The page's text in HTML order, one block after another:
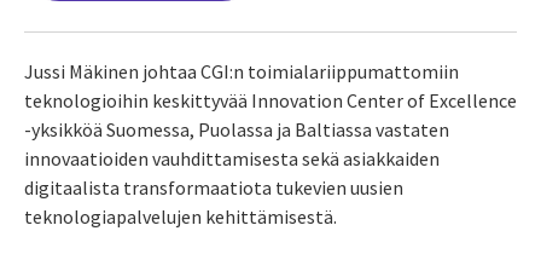
Jussi Mäkinen johtaa CGI:n toimialariippumattomiin
teknologioihin keskittyvää Innovation Center of Excellence
-yksikköä Suomessa, Puolassa ja Baltiassa vastaten
innovaatioiden vauhdittamisesta sekä asiakkaiden
digitaalista transformaatiota tukevien uusien
teknologiapalvelujen kehittämisestä.